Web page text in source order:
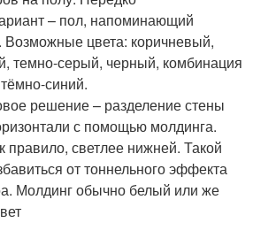
– пол, напоминающий
Возможные цвета: коричневый,
темно-серый, черный, комбинация
синий.
решение – разделение стены
с помощью молдинга.
правило, светлее нижней. Такой
от тоннельного эффекта
Молдинг обычно белый или же